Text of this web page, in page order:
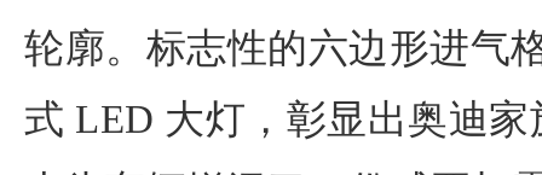
轮廓。标志性的六边形进气
式 LED 大灯，彰显出奥迪